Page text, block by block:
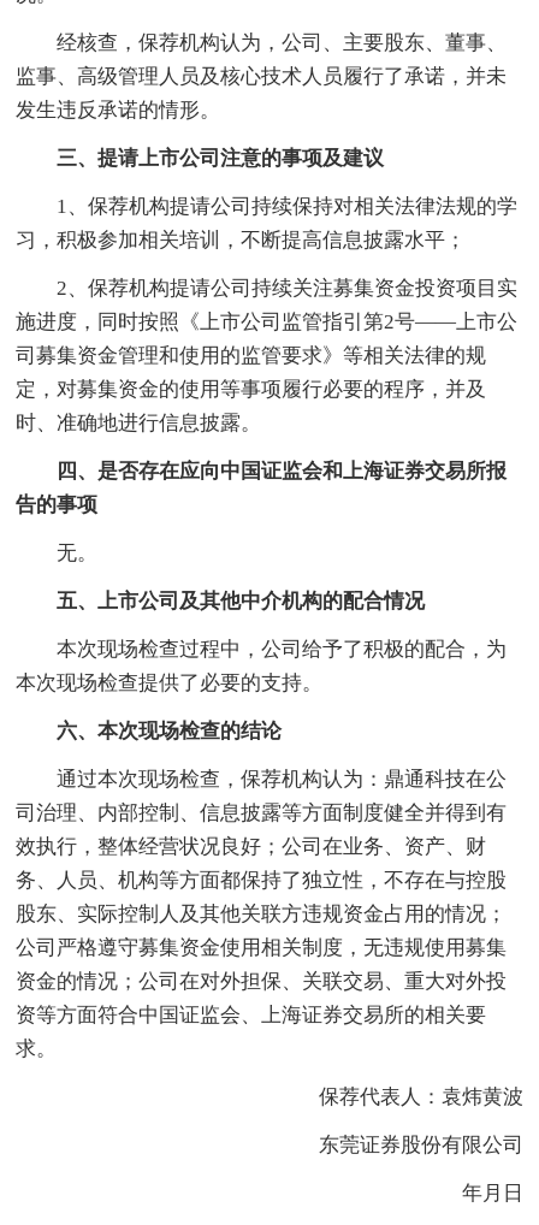
经核查，保荐机构认为，公司、主要股东、董事、
监事、高级管理人员及核心技术人员履行了承诺，并未
发生违反承诺的情形。
三、提请上市公司注意的事项及建议
1、保荐机构提请公司持续保持对相关法律法规的学
习，积极参加相关培训，不断提高信息披露水平；
2、保荐机构提请公司持续关注募集资金投资项目实
施进度，同时按照《上市公司监管指引第2号——上市公
司募集资金管理和使用的监管要求》等相关法律的规
定，对募集资金的使用等事项履行必要的程序，并及
时、准确地进行信息披露。
四、是否存在应向中国证监会和上海证券交易所报
告的事项
无。
五、上市公司及其他中介机构的配合情况
本次现场检查过程中，公司给予了积极的配合，为
本次现场检查提供了必要的支持。
六、本次现场检查的结论
通过本次现场检查，保荐机构认为：鼎通科技在公
司治理、内部控制、信息披露等方面制度健全并得到有
效执行，整体经营状况良好；公司在业务、资产、财
务、人员、机构等方面都保持了独立性，不存在与控股
股东、实际控制人及其他关联方违规资金占用的情况；
公司严格遵守募集资金使用相关制度，无违规使用募集
资金的情况；公司在对外担保、关联交易、重大对外投
资等方面符合中国证监会、上海证券交易所的相关要
求。
保荐代表人：袁炜黄波
东莞证券股份有限公司
年月日